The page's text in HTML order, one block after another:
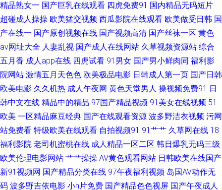
高清在线观看 韩日操逼无码 黄色天堂网 亚洲国产日韩系列 av在线视频 成人
Av午夜影视 红杏福利社 狼友av影院 欧日不卡 深夜黄色A片 在线国产91
WWW85播播 国人影院 蜜芽久久9com 熟女色福利导航 亚洲天堂A片 91老司
机视频 www色图com 国产露脸91 国产精品自拍在线 激情小视频91 日本在
影视先锋色色 91在线视频视频 欧美日韩在线旡码 亚洲伊人网站 AV你懂得 福
利午夜探花 激情综合色网 欧美亚缘免费 亚州午夜剧场 亚洲特黄 国内自拍AV
女同肛交动漫 欧美亚洲小说网 青娱乐无码AV 色天堂性交 91海外资源 99精
精品熟女一 国产巨乳在线观看 四虎免费91 国内精品无码短片
超碰成人操操 欧美猛交视频 西瓜影院在线观看 欧美做受日韩 国
产在线一 国产原创视频在线 国产视频高清 国产丝袜一区 黄色
av网址大全 人妻乱视 国产成人在线网站 久草视频资源站 综合
五月香 成人app在线 四虎试看 91男女 国产男小鲜肉同 福利影
院网站 激情五月天色色 欧美极品电影 日韩成人第一页 国产日韩
欧美电影 久久机热 成人午夜网 黄色天堂男人 操视频免费91 日
韩中文在线 精品中的精品 97国产精品视频 91美女在线视频 51
欧美 一区精品麻豆经典 国产在线观看资源 波多野洁衣视频 污网
站免费看 特级欧美在线观看 自拍视频91 91艹艹 久草网在线 18
福利影院 老司机蜜桃在线 成人精品一区二区 韩日爆乳无码三级
欧美伦理电影网站 艹艹操操 AV黄色观看网站 日韩欧美在线国产
新91视频网 国产精品分类在线 97午夜福利视频 岛国AV动作无
码 波多野吉依电影 小h片免费 国产精品色色视屏 国产午夜成人